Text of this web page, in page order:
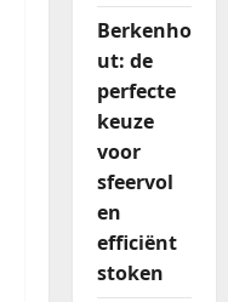
Berkenho
ut: de
perfecte
keuze
voor
sfeervol
en
efficiënt
stoken